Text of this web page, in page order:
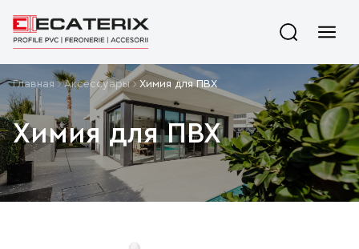
Главная Aксессуары Химия для ПВХ
Химия для ПВХ